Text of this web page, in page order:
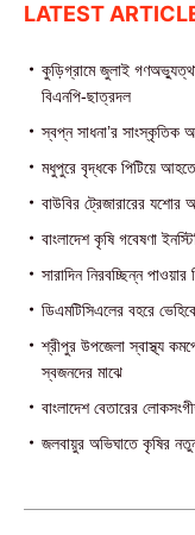
LATEST
কুড়িগ্রামে জুলাই
বিএনপি-ছাত্রদল
স্বপ্ন সাধনা’র সাংস্কৃতিক
মধুপুরে বৃদ্ধকে পিটিয়ে
বাউবির ট্রেজারারের যশোর
বাংলাদেশ কৃষি গবেষণা
সারাদিন নিরবচ্ছিন্ন
ডিএমটিসিএলের বহরে
শ্রীপুর উপজেলা স্বাস্থ্য
স্বজনদের মাঝে‎
বাংলাদেশ বেতারের
জলবায়ুর অভিঘাতে কৃষির